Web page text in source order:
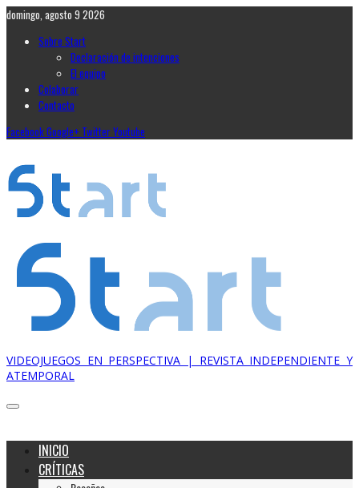
domingo, agosto 9 2026
Sobre Start
Declaración de intenciones
El equipo
Colaborar
Contacto
FacebookGoogle+ TwitterYoutube
VIDEOJUEGOS EN PERSPECTIVA | REVISTA INDEPENDIENTE Y
ATEMPORAL
INICIO
CRÍTICAS